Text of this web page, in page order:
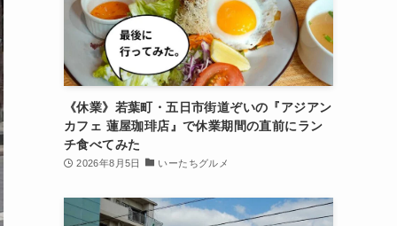
《休業》若葉町・五日市街道ぞいの『アジアン
カフェ 蓮屋珈琲店』で休業期間の直前にラン
チ食べてみた
2026年8月5日 いーたちグルメ